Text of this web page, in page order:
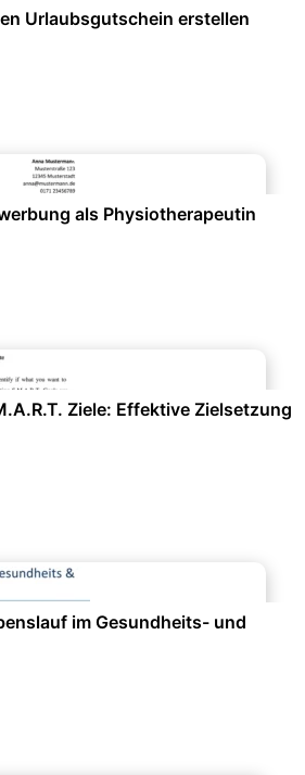
Urlaubsgutschein erstellen
als Physiotherapeutin
Ziele: Effektive Zielsetzung
im Gesundheits- und